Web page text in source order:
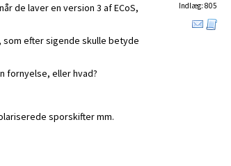
Indlæg: 805
de laver en version 3 af ECoS,
som efter sigende skulle betyde
fornyelse, eller hvad?
sporskifter mm.